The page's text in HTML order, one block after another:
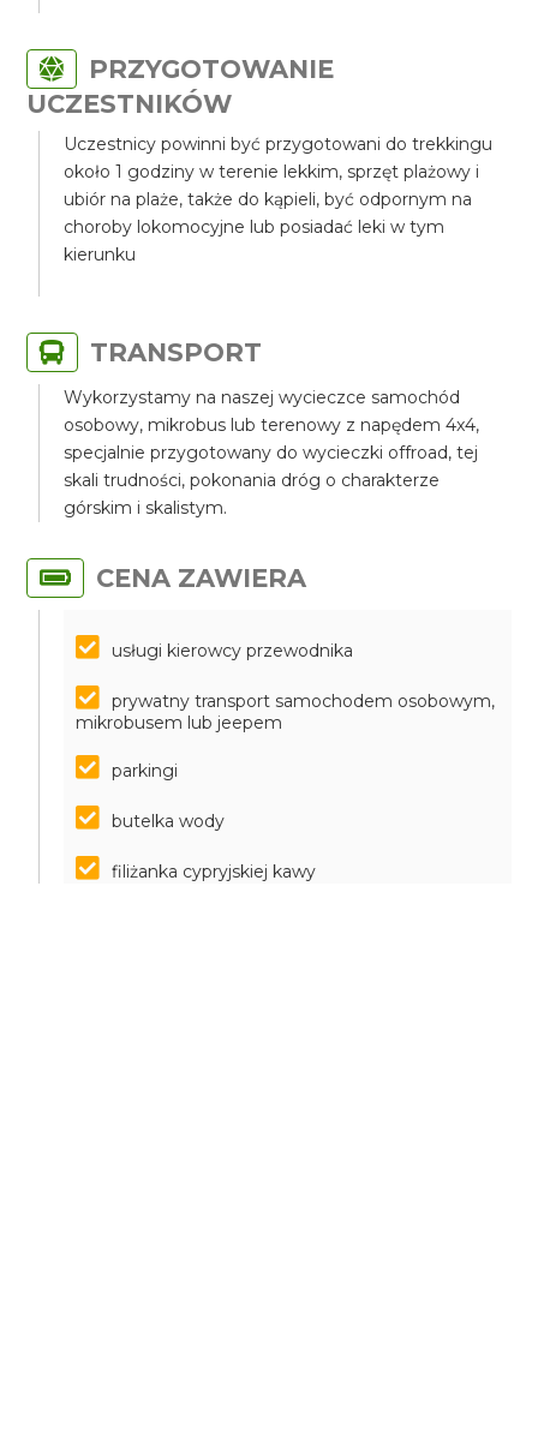
PRZYGOTOWANIE
UCZESTNIKÓW
Uczestnicy powinni być przygotowani do trekkingu
około 1 godziny w terenie lekkim, sprzęt plażowy i
ubiór na plaże, także do kąpieli, być odpornym na
choroby lokomocyjne lub posiadać leki w tym
kierunku
TRANSPORT
Wykorzystamy na naszej wycieczce samochód
osobowy, mikrobus lub terenowy z napędem 4x4,
specjalnie przygotowany do wycieczki offroad, tej
skali trudności, pokonania dróg o charakterze
górskim i skalistym.
CENA ZAWIERA
usługi kierowcy przewodnika
prywatny transport samochodem osobowym,
mikrobusem lub jeepem
parkingi
butelka wody
filiżanka cypryjskiej kawy